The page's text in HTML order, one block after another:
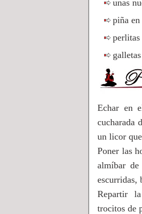
unas
piña
perlitas
Echar en
cucharada
un licor
Poner las
almíbar
escurridas,
Repartir la
trocitos de